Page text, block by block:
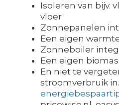
Isoleren van bijv.
vloer
Zonnepanelen
Een eigen
Zonneboiler
Een eigen
En niet te
stroomverbruik